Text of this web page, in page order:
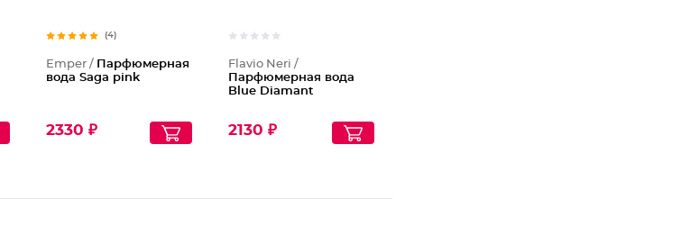
(4)
Emper / Парфюмерная
вода Saga pink
2330 ₽
Flavio Neri /
Парфюмерная вода
Blue Diamant
2130 ₽